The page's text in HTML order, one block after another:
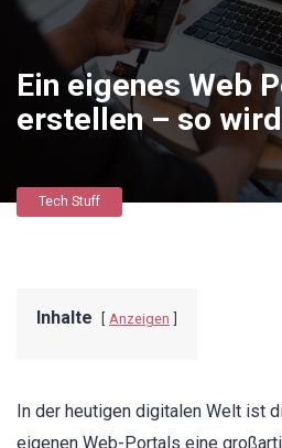
Ein eigenes Web
erstellen – so
Tech Stuff
Inhalte Anzeigen
In der heutigen digitalen Welt ist
eigenen Web-Portals eine